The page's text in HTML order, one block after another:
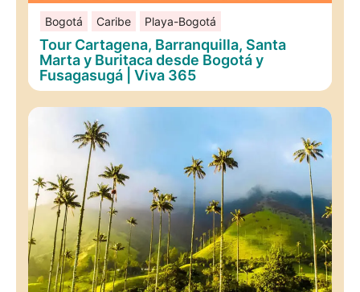
Bogotá Caribe Playa-Bogotá
Tour Cartagena, Barranquilla, Santa
Marta y Buritaca desde Bogotá y
Fusagasugá | Viva 365